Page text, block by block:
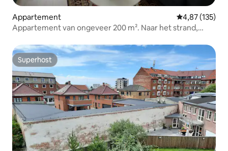
Appartement Gemiddelde
4,87 (135)
Appartement van ongeveer 200 m². Naar het strand,
Superhost
Superhost